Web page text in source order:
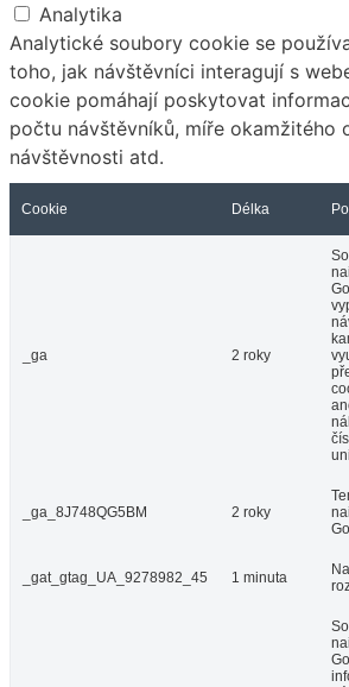
Analytika
Analytické soubory cookie se
toho, jak návštěvníci interagují s
cookie pomáhají poskytovat
počtu návštěvníků, míře okamžitého
návštěvnosti atd.
Cookie Délka
_ga 2 roky
_ga_8J748QG5BM 2 roky
_gat_gtag_UA_9278982_45 1 minuta